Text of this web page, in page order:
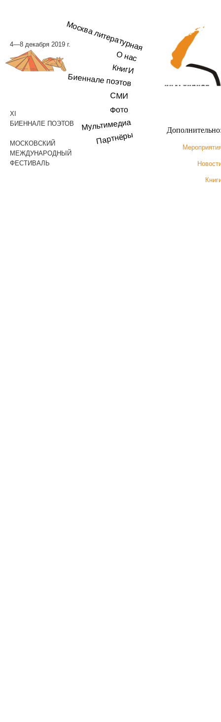
4—8 декабря 2019 г.
XI
БИЕННАЛЕ ПОЭТОВ
МОСКОВСКИЙ
МЕЖДУНАРОДНЫЙ
ФЕСТИВАЛЬ
Москва литературная
О нас
КнигИ
Биеннале поэтов
СМИ
Фото
Мультимедиа
Партнёры